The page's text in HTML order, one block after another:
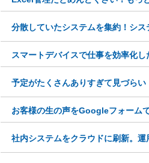
分散していたシステムを集約！シス
スマートデバイスで仕事を効率化し
予定がたくさんありすぎて見づら
お客様の生の声をGoogleフォーム
社内システムをクラウドに刷新。運